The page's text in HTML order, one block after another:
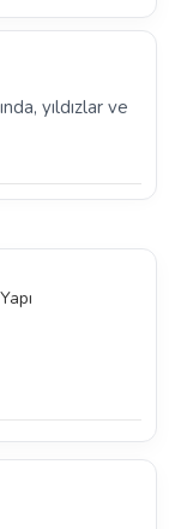
yıldızlar ve